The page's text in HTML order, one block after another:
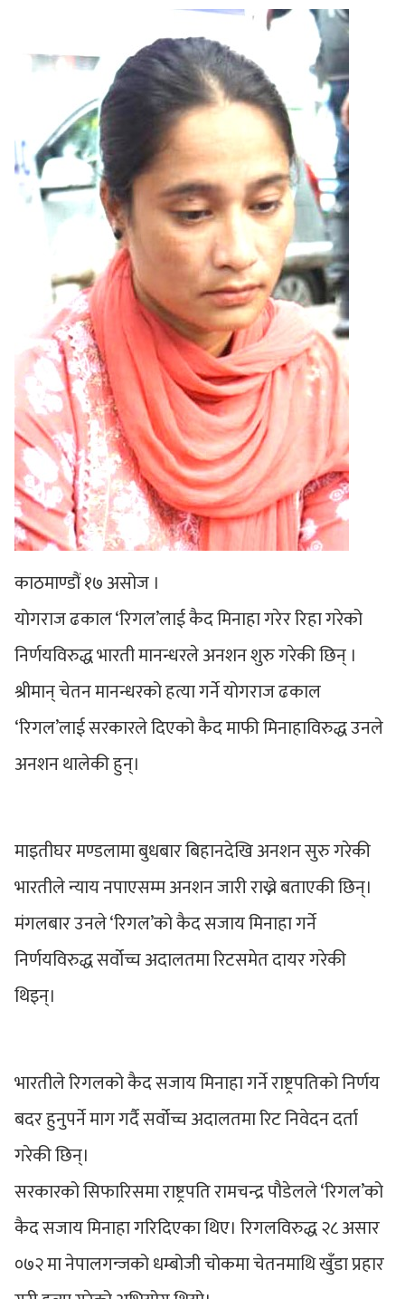
काठमाण्डौं १७ असोज ।
योगराज ढकाल ‘रिगल’लाई कैद मिनाहा गरेर रिहा गरेको
निर्णयविरुद्ध भारती मानन्धरले अनशन शुरु गरेकी छिन् ।
श्रीमान् चेतन मानन्धरको हत्या गर्ने योगराज ढकाल
‘रिगल’लाई सरकारले दिएको कैद माफी मिनाहाविरुद्ध उनले
अनशन थालेकी हुन्।
माइतीघर मण्डलामा बुधबार बिहानदेखि अनशन सुरु गरेकी
भारतीले न्याय नपाएसम्म अनशन जारी राख्ने बताएकी छिन्।
मंगलबार उनले ‘रिगल’को कैद सजाय मिनाहा गर्ने
निर्णयविरुद्ध सर्वोच्च अदालतमा रिटसमेत दायर गरेकी
थिइन्।
भारतीले रिगलको कैद सजाय मिनाहा गर्ने राष्ट्रपतिको निर्णय
बदर हुनुपर्ने माग गर्दै सर्वोच्च अदालतमा रिट निवेदन दर्ता
गरेकी छिन्।
सरकारको सिफारिसमा राष्ट्रपति रामचन्द्र पौडेलले ‘रिगल’को
कैद सजाय मिनाहा गरिदिएका थिए। रिगलविरुद्ध २८ असार
०७२ मा नेपालगन्जको धम्बोजी चोकमा चेतनमाथि खुँडा प्रहार